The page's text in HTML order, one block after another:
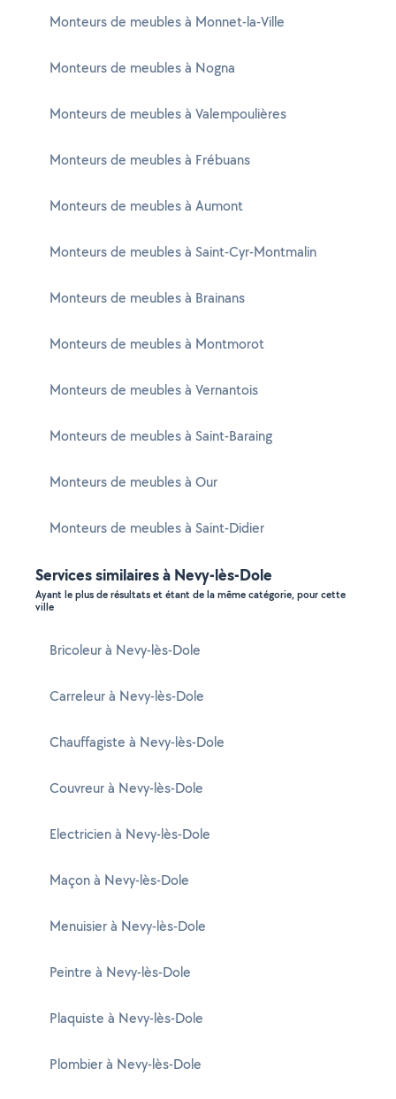
Monteurs de meubles à Monnet-la-Ville
Monteurs de meubles à Nogna
Monteurs de meubles à Valempoulières
Monteurs de meubles à Frébuans
Monteurs de meubles à Aumont
Monteurs de meubles à Saint-Cyr-Montmalin
Monteurs de meubles à Brainans
Monteurs de meubles à Montmorot
Monteurs de meubles à Vernantois
Monteurs de meubles à Saint-Baraing
Monteurs de meubles à Our
Monteurs de meubles à Saint-Didier
Services similaires à Nevy-lès-Dole
Ayant le plus de résultats et étant de la même catégorie, pour cette
ville
Bricoleur à Nevy-lès-Dole
Carreleur à Nevy-lès-Dole
Chauffagiste à Nevy-lès-Dole
Couvreur à Nevy-lès-Dole
Electricien à Nevy-lès-Dole
Maçon à Nevy-lès-Dole
Menuisier à Nevy-lès-Dole
Peintre à Nevy-lès-Dole
Plaquiste à Nevy-lès-Dole
Plombier à Nevy-lès-Dole